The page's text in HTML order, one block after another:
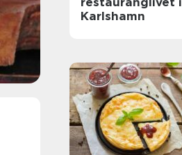
Karlshamn